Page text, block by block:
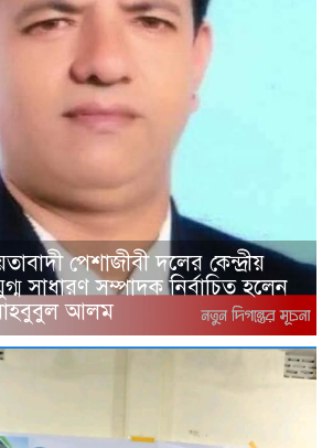
পেশাজীবী দলের কেন্দ্রীয়
সাধারণ সম্পাদক নির্বাচিত হলেন
আলম